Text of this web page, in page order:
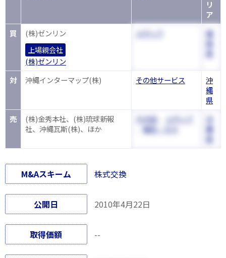
リ
ア
買
(株)ゼンリン
上場親会社
(株)ゼンリン
メディア
福
対 沖縄インターマップ(株) その他サービス
沖
縄
県
売
(株)金秀本社、(株)琉球新報
社、沖縄瓦斯(株)、ほか
その他、
メディア
電気・ガス
沖
縄
M&Aスキーム 株式交換
公開日 2010年4月22日
取得価額 --